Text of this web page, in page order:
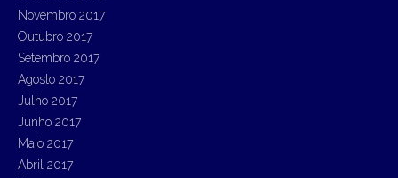
Novembro 2017
Outubro 2017
Setembro 2017
Agosto 2017
Julho 2017
Junho 2017
Maio 2017
Abril 2017